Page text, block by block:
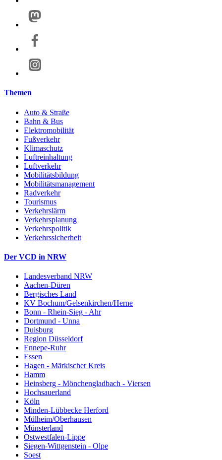
Themen
Auto & Straße
Bahn & Bus
Elektromobilität
Fußverkehr
Klimaschutz
Luftreinhaltung
Luftverkehr
Mobilitätsbildung
Mobilitätsmanagement
Radverkehr
Tourismus
Verkehrslärm
Verkehrsplanung
Verkehrspolitik
Verkehrssicherheit
Der VCD in NRW
Landesverband NRW
Aachen-Düren
Bergisches Land
KV Bochum/Gelsenkirchen/Herne
Bonn - Rhein-Sieg - Ahr
Dortmund - Unna
Duisburg
Region Düsseldorf
Ennepe-Ruhr
Essen
Hagen - Märkischer Kreis
Hamm
Heinsberg - Mönchengladbach - Viersen
Hochsauerland
Köln
Minden-Lübbecke Herford
Mülheim/Oberhausen
Münsterland
Ostwestfalen-Lippe
Siegen-Wittgenstein - Olpe
Soest